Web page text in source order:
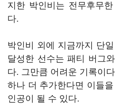
지한 박인비는 전무후무
다.
박인비 외에 지금까지 단
달성한 선수는 패티 버그
다. 그만큼 어려운 기록이
하나 더 추가한다면 이들
인공이 될 수 있다.